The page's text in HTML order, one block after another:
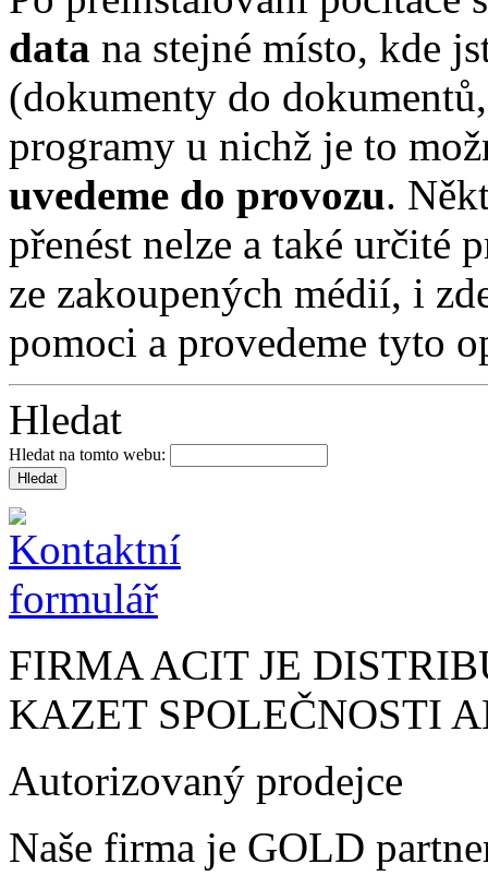
data na stejné místo, kde
(dokumenty do
programy u nichž je to
uvedeme do provozu.
přenést nelze a také určité
ze zakoupených médií, i
pomoci a provedeme tyto
Hledat
Hledat na tomto webu:
FIRMA ACIT JE
KAZET SPOLEČNOSTI
Autorizovaný prodejce
Naše firma je GOLD